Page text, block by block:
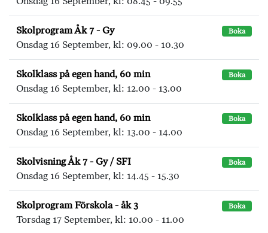
Skolprogram Åk 7 - Gy Boka
Onsdag 16 September, kl: 09.00 - 10.30
Skolklass på egen hand, 60 min Boka
Onsdag 16 September, kl: 12.00 - 13.00
Skolklass på egen hand, 60 min Boka
Onsdag 16 September, kl: 13.00 - 14.00
Skolvisning Åk 7 - Gy / SFI Boka
Onsdag 16 September, kl: 14.45 - 15.30
Skolprogram Förskola - åk 3 Boka
Torsdag 17 September, kl: 10.00 - 11.00